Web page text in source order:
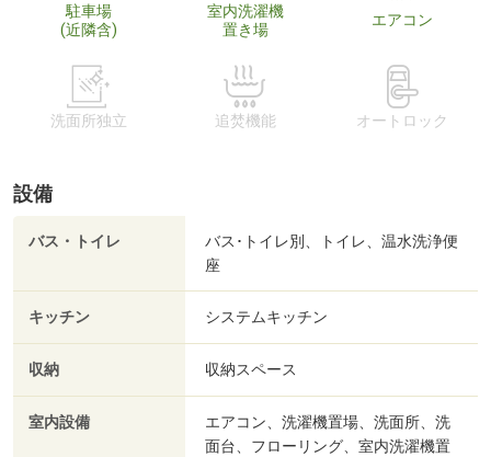
駐車場
(近隣含)
室内洗濯機
置き場
エアコン
洗面所独立 追焚機能 オートロック
設備
バス・トイレ
バス･トイレ別、トイレ、温水洗浄便
座
キッチン システムキッチン
収納 収納スペース
室内設備
エアコン、洗濯機置場、洗面所、洗
面台、フローリング、室内洗濯機置